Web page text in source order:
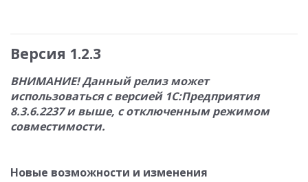
Версия 1.2.3
ВНИМАНИЕ! Данный релиз может
использоваться с версией 1С:Предприятия
8.3.6.2237 и выше, с отключенным режимом
совместимости.
Новые возможности и изменения